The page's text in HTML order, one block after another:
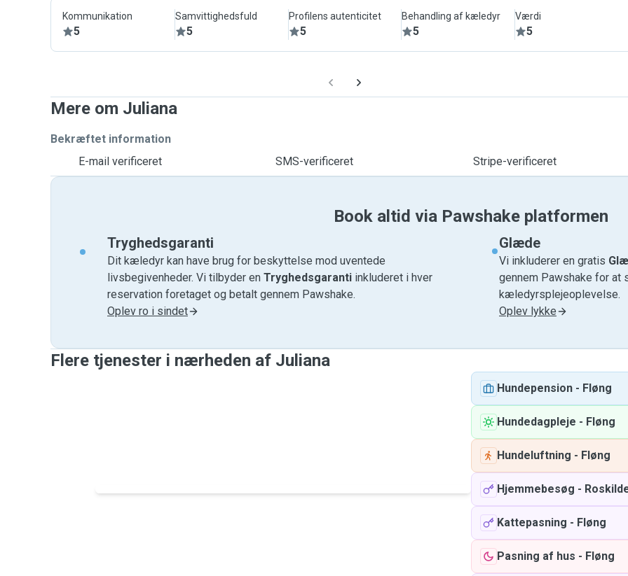
Kommunikation
5
Samvittighedsfuld
5
Profilens autenticitet
5
Behandling af kæledyr
5
Værdi
5
Mere om Juliana
Bekræftet information
E-mail verificeret
SMS-verificeret Stripe-verificeret
Book altid via Pawshake platformen
Tryghedsgaranti
Dit kæledyr kan have brug for beskyttelse mod uventede
livsbegivenheder. Vi tilbyder en Tryghedsgaranti inkluderet i hver
reservation foretaget og betalt gennem Pawshake.
Oplev ro i sindet
Glæde
Vi inkluderer en gratis
gennem Pawshake for at
kæledyrsplejeoplevelse.
Oplev lykke
Flere tjenester i nærheden af ​​Juliana
Hundepension - Fløng
Hundedagpleje - Fløng
Hundeluftning - Fløng
Hjemmebesøg -
Kattepasning - Fløng
Pasning af hus - Fløng